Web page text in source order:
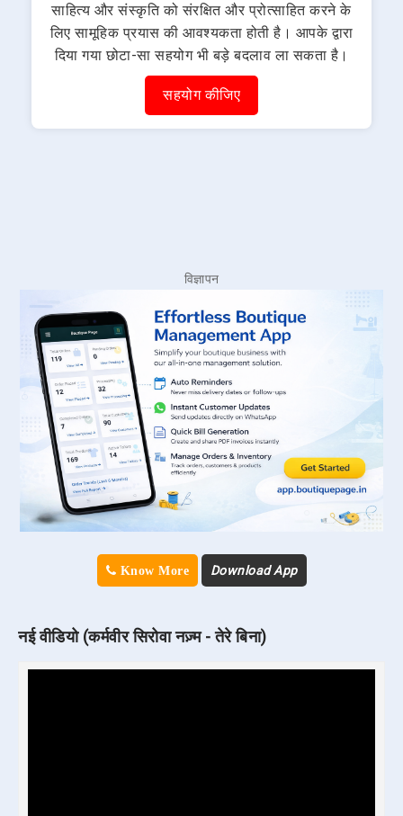
साहित्य और संस्कृति को संरक्षित और प्रोत्साहित करने के
लिए सामूहिक प्रयास की आवश्यकता होती है। आपके द्वारा
दिया गया छोटा-सा सहयोग भी बड़े बदलाव ला सकता है।
सहयोग कीजिए
विज्ञापन
Know More Download App
नई वीडियो (कर्मवीर सिरोवा नज़्म - तेरे बिना)